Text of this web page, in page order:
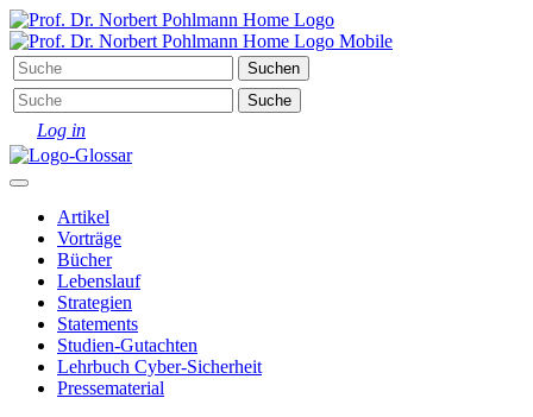
Log in
Artikel
Vorträge
Bücher
Lebenslauf
Strategien
Statements
Studien-Gutachten
Lehrbuch Cyber-Sicherheit
Pressematerial